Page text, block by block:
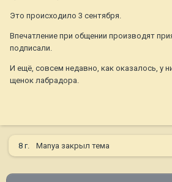
Это происходило 3 сентября.
Впечатление при общении производят
подписали.
И ещё, совсем недавно, как оказалось, у
щенок лабрадора.
8 г. Manya закрыл тема